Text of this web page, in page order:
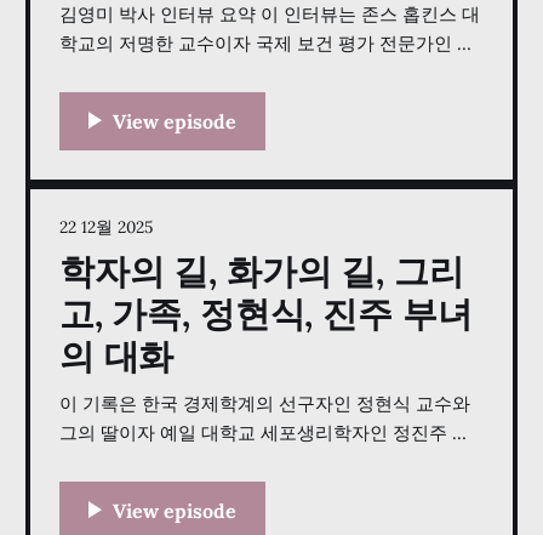
김영미 박사 인터뷰 요약 이 인터뷰는 존스 홉킨스 대
학교의 저명한 교수이자 국제 보건 평가 전문가인 김
베네수엘라, 아프리카, 아시아 등 세계 곳곳에서 산모
다. 이 글은 그녀가 UN과 KOICA(한국국제협력단)
학자의 길, 화가의 길, 그리
고, 가족, 정현식, 진주 부녀
의 대화
이 기록은 한국 경제학계의 선구자인 정현식 교수와
그의 딸이자 예일 대학교 세포생리학자인 정진주 교
후 변화 연구를 도입한 영향력 있는 학자로 성장하기
22 12월 2025